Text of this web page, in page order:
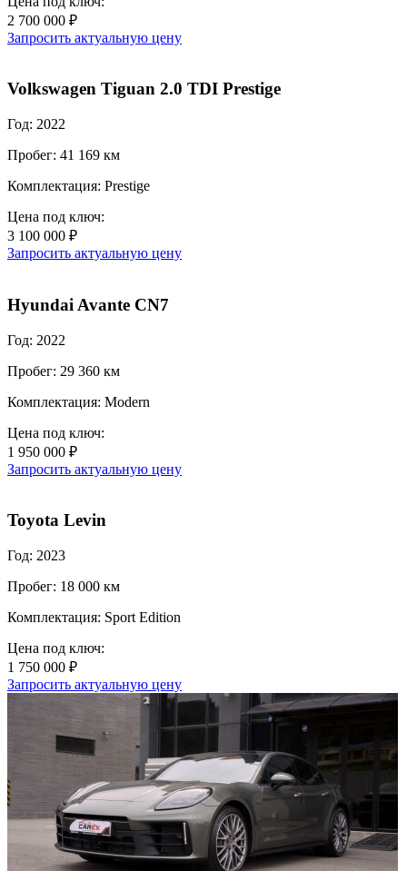
2 700 000 ₽
Запросить актуальную цену
Volkswagen Tiguan 2.0 TDI Prestige
Год: 2022
Пробег: 41 169 км
Комплектация: Prestige
Цена под ключ:
3 100 000 ₽
Запросить актуальную цену
Hyundai Avante CN7
Год: 2022
Пробег: 29 360 км
Комплектация: Modern
Цена под ключ:
1 950 000 ₽
Запросить актуальную цену
Toyota Levin
Год: 2023
Пробег: 18 000 км
Комплектация: Sport Edition
Цена под ключ:
1 750 000 ₽
Запросить актуальную цену